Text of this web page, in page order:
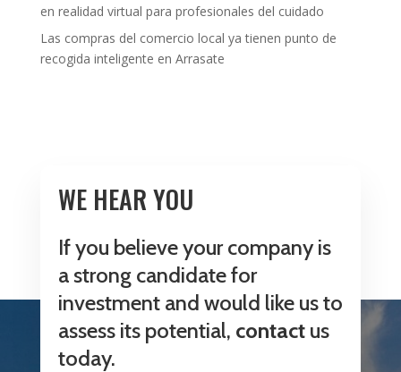
en realidad virtual para profesionales del cuidado
Las compras del comercio local ya tienen punto de
recogida inteligente en Arrasate
WE HEAR YOU
If you believe your company is
a strong candidate for
investment and would like us to
assess its potential, contact us
today.